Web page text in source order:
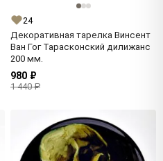
24
Декоративная тарелка Винсент
Ван Гог Тарасконский дилижанс
200 мм.
980 ₽
1 440 ₽